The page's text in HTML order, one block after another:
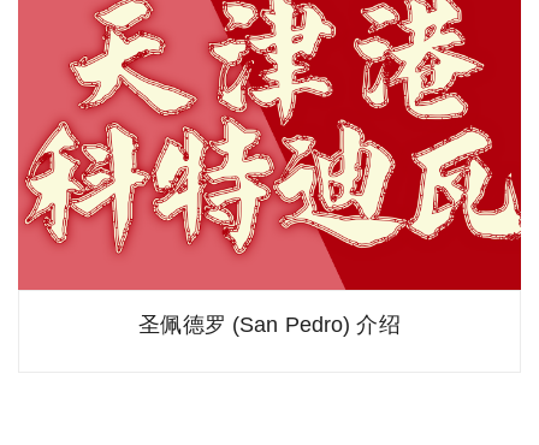
圣佩德罗 (San Pedro) 介绍